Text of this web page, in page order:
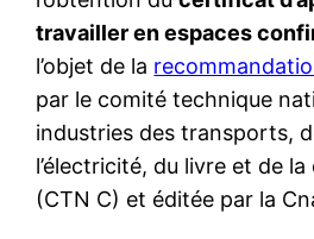
travailler en espaces
l’objet de la
par le comité technique
industries des transports,
l’électricité, du livre et de
(CTN C) et éditée par la